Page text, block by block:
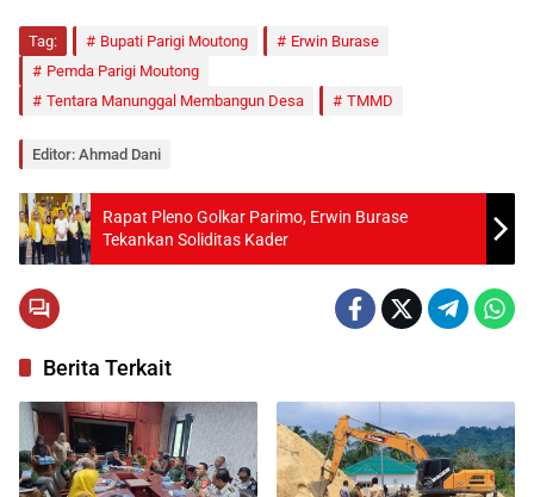
Tag: Bupati Parigi Moutong
Erwin Burase
Pemda Parigi Moutong
Tentara Manunggal Membangun Desa
TMMD
Editor: Ahmad Dani
Rapat Pleno Golkar Parimo, Erwin Burase
Tekankan Soliditas Kader
Berita Terkait